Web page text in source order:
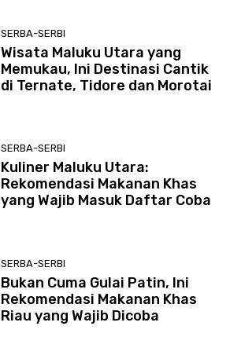
SERBA-SERBI
Wisata Maluku Utara yang
Memukau, Ini Destinasi Cantik
di Ternate, Tidore dan Morotai
SERBA-SERBI
Kuliner Maluku Utara:
Rekomendasi Makanan Khas
yang Wajib Masuk Daftar Coba
SERBA-SERBI
Bukan Cuma Gulai Patin, Ini
Rekomendasi Makanan Khas
Riau yang Wajib Dicoba